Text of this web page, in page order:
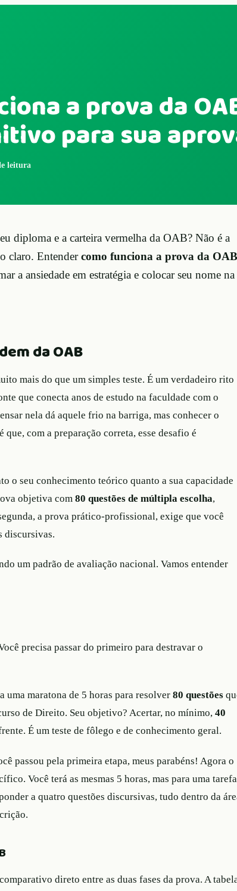
a prova da
para sua
leitura
diploma e a carteira vermelha da OAB? Não é a
claro. Entendercomo funciona a prova da OAB
a ansiedade em estratégia e colocar seu nome na
da OAB
mais do que um simples teste. É um verdadeiro rito
que conecta anos de estudo na faculdade com o
nela dá aquele frio na barriga, mas conhecer o
com a preparação correta, esse desafio é
o seu conhecimento teórico quanto a sua capacidade
objetiva com 80 questões de múltipla escolha,
a prova prático-profissional, exige que você
discursivas.
um padrão de avaliação nacional. Vamos entender
precisa passar do primeiro para destravar o
uma maratona de 5 horas para resolver80 questões
de Direito. Seu objetivo? Acertar, no mínimo,40
É um teste de fôlego e de conhecimento geral.
passou pela primeira etapa, meus parabéns! Agora o
Você terá as mesmas 5 horas, mas para uma tarefa
a quatro questões discursivas, tudo dentro da
direto entre as duas fases da prova. A